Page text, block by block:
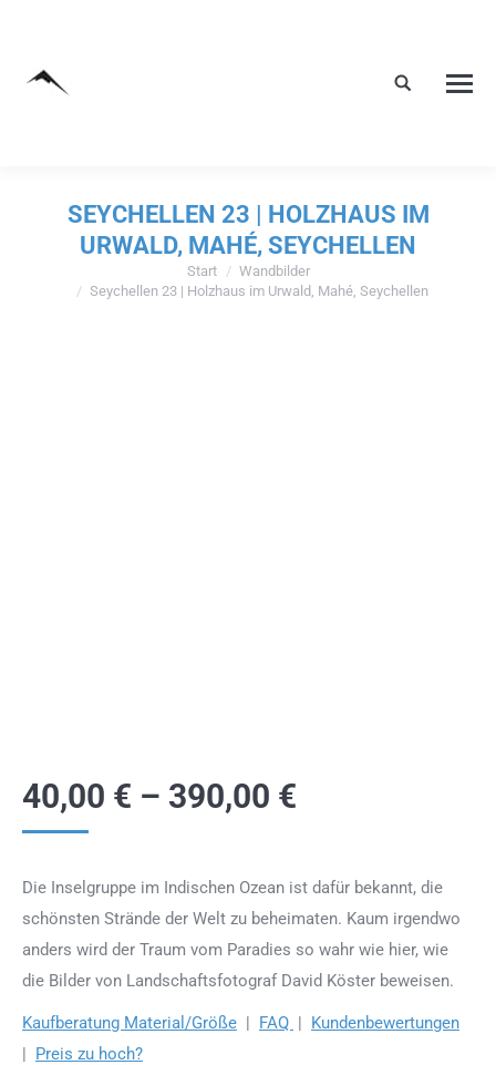
SEYCHELLEN 23 | HOLZHAUS IM
URWALD, MAHÉ, SEYCHELLEN
Start
Wandbilder
Seychellen 23 | Holzhaus im Urwald, Mahé, Seychellen
40,00 € – 390,00 €
Die Inselgruppe im Indischen Ozean ist dafür bekannt, die
schönsten Strände der Welt zu beheimaten. Kaum irgendwo
anders wird der Traum vom Paradies so wahr wie hier, wie
die Bilder von Landschaftsfotograf David Köster beweisen.
Kaufberatung Material/Größe | FAQ | Kundenbewertungen
| Preis zu hoch?